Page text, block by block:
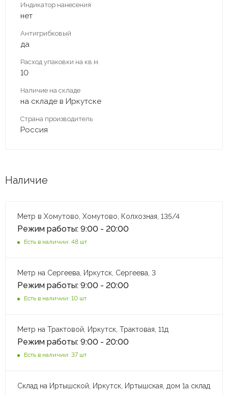
Индикатор нанесения
нет
Антигрибковый
да
Расход упаковки на кв.м.
10
Наличие на складе
на складе в Иркутске
Страна производитель
Россия
Наличие
Метр в Хомутово, Хомутово, Колхозная, 135/4
Режим работы: 9:00 - 20:00
Есть в наличии: 48 шт
Метр на Сергеева, Иркутск, Сергеева, 3
Режим работы: 9:00 - 20:00
Есть в наличии: 10 шт
Метр на Трактовой, Иркутск, Трактовая, 11д
Режим работы: 9:00 - 20:00
Есть в наличии: 37 шт
Склад на Иртышской, Иркутск, Иртышская, дом 1а склад